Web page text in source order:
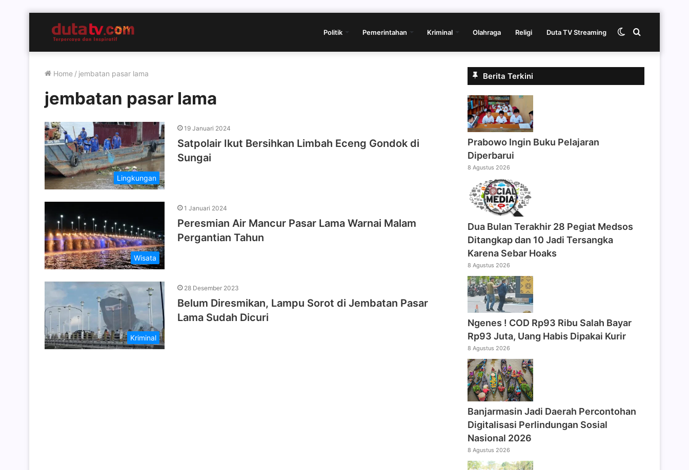
Politik Pemerintahan Kriminal Olahraga Religi Duta TV Streaming Cari
Switch
Home / jembatan pasar lama
jembatan pasar lama
Lingkungan
19 Januari 2024
Satpolair Ikut Bersihkan Limbah Eceng Gondok di
Sungai
Wisata
1 Januari 2024
Peresmian Air Mancur Pasar Lama Warnai Malam
Pergantian Tahun
Kriminal
28 Desember 2023
Belum Diresmikan, Lampu Sorot di Jembatan Pasar
Lama Sudah Dicuri
Berita Terkini
Prabowo Ingin Buku Pelajaran
Diperbarui
8 Agustus 2026
Dua Bulan Terakhir 28 Pegiat Medsos
Ditangkap dan 10 Jadi Tersangka
Karena Sebar Hoaks
8 Agustus 2026
Ngenes ! COD Rp93 Ribu Salah Bayar
Rp93 Juta, Uang Habis Dipakai Kurir
8 Agustus 2026
Banjarmasin Jadi Daerah Percontohan
Digitalisasi Perlindungan Sosial
Nasional 2026
8 Agustus 2026